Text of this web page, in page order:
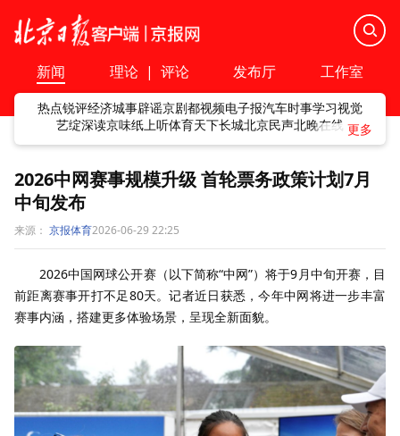
新闻 理论 | 评论 发布厅 工作室
热点锐评经济城事辟谣京剧都视频电子报汽车时事学习视觉
艺绽深读京味纸上听体育天下长城北京民声北晚在线
2026中网赛事规模升级 首轮票务政策计划7月
中旬发布
来源： 京报体育2026-06-29 22:25
2026中国网球公开赛（以下简称“中网”）将于9月中旬开赛，目
前距离赛事开打不足80天。记者近日获悉，今年中网将进一步丰富
赛事内涵，搭建更多体验场景，呈现全新面貌。